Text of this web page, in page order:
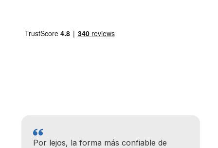
Quedé extremadamente satisfecho con